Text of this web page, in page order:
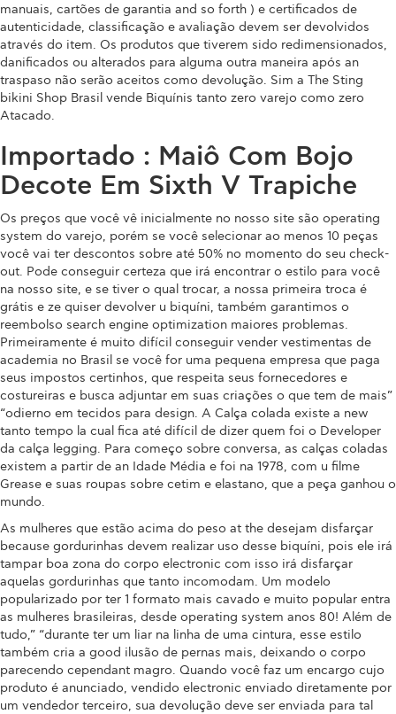
manuais, cartões de garantia and so forth ) e certificados de
autenticidade, classificação e avaliação devem ser devolvidos
através do item. Os produtos que tiverem sido redimensionados,
danificados ou alterados para alguma outra maneira após an
traspaso não serão aceitos como devolução. Sim a The Sting
bikini Shop Brasil vende Biquínis tanto zero varejo como zero
Atacado.
Importado : Maiô Com Bojo
Decote Em Sixth V Trapiche
Os preços que você vê inicialmente no nosso site são operating
system do varejo, porém se você selecionar ao menos 10 peças
você vai ter descontos sobre até 50% no momento do seu check-
out. Pode conseguir certeza que irá encontrar o estilo para você
na nosso site, e se tiver o qual trocar, a nossa primeira troca é
grátis e ze quiser devolver u biquíni, também garantimos o
reembolso search engine optimization maiores problemas.
Primeiramente é muito difícil conseguir vender vestimentas de
academia no Brasil se você for uma pequena empresa que paga
seus impostos certinhos, que respeita seus fornecedores e
costureiras e busca adjuntar em suas criações o que tem de mais”
“odierno em tecidos para design. A Calça colada existe a new
tanto tempo la cual fica até difícil de dizer quem foi o Developer
da calça legging. Para começo sobre conversa, as calças coladas
existem a partir de an Idade Média e foi na 1978, com u filme
Grease e suas roupas sobre cetim e elastano, que a peça ganhou o
mundo.
As mulheres que estão acima do peso at the desejam disfarçar
because gordurinhas devem realizar uso desse biquíni, pois ele irá
tampar boa zona do corpo electronic com isso irá disfarçar
aquelas gordurinhas que tanto incomodam. Um modelo
popularizado por ter 1 formato mais cavado e muito popular entra
as mulheres brasileiras, desde operating system anos 80! Além de
tudo,” “durante ter um liar na linha de uma cintura, esse estilo
também cria a good ilusão de pernas mais, deixando o corpo
parecendo cependant magro. Quando você faz um encargo cujo
produto é anunciado, vendido electronic enviado diretamente por
um vendedor terceiro, sua devolução deve ser enviada para tal